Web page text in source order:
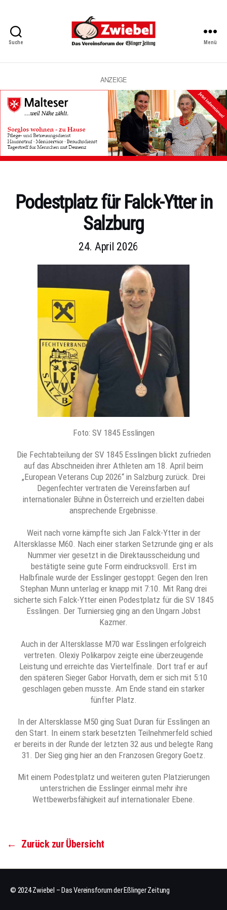
Suche
Vereinsforum
Eßlinger
Zeitung
Menü
ANZEIGE
Kategorien
Podestplatz für Falck-Ytter in
Salzburg
24. April 2026
Foto: SV 1845 Esslingen
Die Fechtabteilung der SV 1845 Esslingen blickt zufrieden
auf das Abschneiden ihrer Athleten am 18. April beim
„European Veterans Cup 2026“ in Salzburg zurück. Drei
Degenfechter vertraten die Vereinsfarben auf
internationaler Bühne in Österreich und erzielten dabei
ansprechende Ergebnisse.
Weit nach vorne kämpfte sich Jan Falck-Ytter in der
Altersklasse M60. Nach einer starken Setzrunde ging er als
Nummer vier gesetzt in die Direktausscheidung und
bestätigte seine gute Form eindrucksvoll. Erst im
Halbfinale wurde der Esslinger gestoppt: Gegen den Iren
Stephan Munn unterlag er knapp mit 7:10. Mit Rang drei
sicherte sich Falck-Ytter einen Podestplatz für die SV 1845
Esslingen. Der Turniersieg ging an den Ungarn Jobst
Kazmer.
Auch in der Altersklasse M70 war Esslingen erfolgreich
vertreten. Olexiy Polikarpov zeigte eine überzeugende
Leistung und erreichte das Viertelfinale. Dort traf er auf
den späteren Sieger Gabor Horvath, dem er sich mit 5:10
geschlagen geben musste. Am Ende stand ein starker
fünfter Platz.
In der Altersklasse M50 ging Suat Duran für Esslingen an
den Start. In einem stark besetzten Teilnehmerfeld schied
er bereits in der Runde der letzten 32 aus und belegte Rang
31. Der Sieg ging hier an den Franzosen Gregory Goetz.
Mit einem Podestplatz und weiteren guten Platzierungen
unterstrichen die Esslinger einmal mehr ihre
Wettbewerbsfähigkeit auf internationaler Ebene.
← Zurück zur Übersicht
© 2024 Zwiebel – Das Vereinsforum der Eßlinger Zeitung